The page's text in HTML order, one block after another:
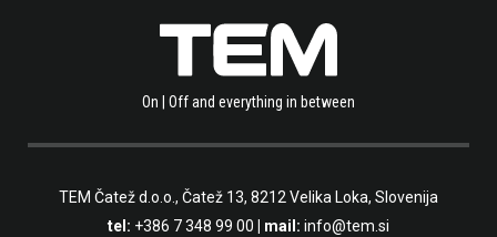
On | Off and everything in between
TEM Čatež d.o.o., Čatež 13, 8212 Velika Loka, Slovenija
tel: +386 7 348 99 00 | mail: info@tem.si